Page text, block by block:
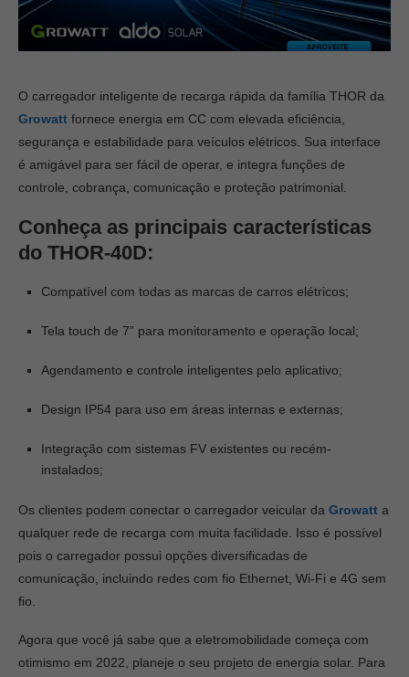
O carregador inteligente de recarga rápida da família THOR da
Growatt fornece energia em CC com elevada eficiência,
segurança e estabilidade para veículos elétricos. Sua interface
é amigável para ser fácil de operar, e integra funções de
controle, cobrança, comunicação e proteção patrimonial.
Conheça as principais características
do THOR-40D:
Compatível com todas as marcas de carros elétricos;
Tela touch de 7” para monitoramento e operação local;
Agendamento e controle inteligentes pelo aplicativo;
Design IP54 para uso em áreas internas e externas;
Integração com sistemas FV existentes ou recém-
instalados;
Os clientes podem conectar o carregador veicular da Growatt a
qualquer rede de recarga com muita facilidade. Isso é possível
pois o carregador possui opções diversificadas de
comunicação, incluindo redes com fio Ethernet, Wi-Fi e 4G sem
fio.
Agora que você já sabe que a eletromobilidade começa com
otimismo em 2022, planeje o seu projeto de energia solar. Para